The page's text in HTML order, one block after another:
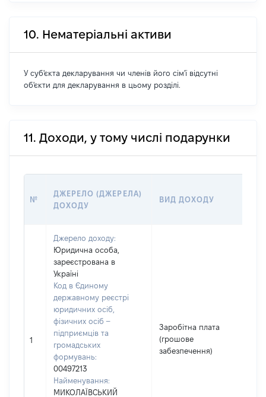
10. Нематеріальні активи
У суб'єкта декларування чи членів його сім'ї відсутні
об'єкти для декларування в цьому розділі.
11. Доходи, у тому числі подарунки
№
ДЖЕРЕЛО (ДЖЕРЕЛА)
ДОХОДУ
ВИД ДОХОДУ
1
Джерело доходу:
Юридична особа,
зареєстрована в
Україні
Код в Єдиному
державному реєстрі
юридичних осіб,
фізичних осіб –
підприємців та
громадських
формувань:
00497213
Найменування:
МИКОЛАЇВСЬКИЙ
Заробітна плата
(грошове
забезпечення)